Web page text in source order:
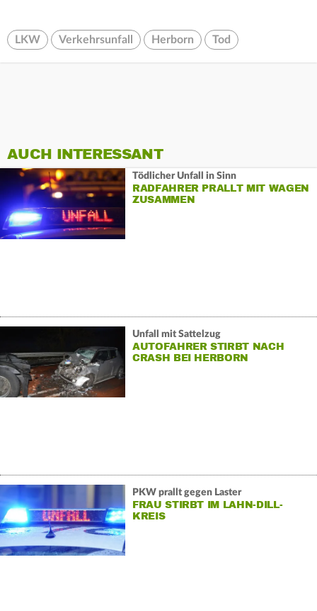
LKW Verkehrsunfall Herborn Tod
AUCH INTERESSANT
Tödlicher Unfall in Sinn
RADFAHRER PRALLT MIT WAGEN
ZUSAMMEN
Unfall mit Sattelzug
AUTOFAHRER STIRBT NACH
CRASH BEI HERBORN
PKW prallt gegen Laster
FRAU STIRBT IM LAHN-DILL-
KREIS